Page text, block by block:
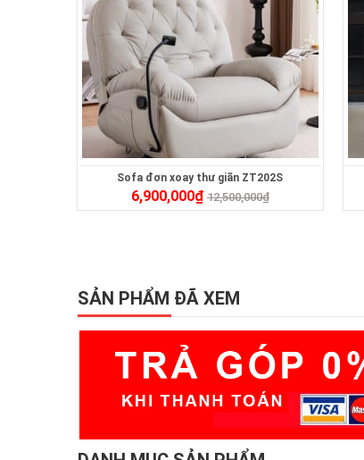
Sofa đơn xoay thư giãn ZT202S
6,900,000₫ 12,500,000₫
SẢN PHẨM ĐÃ XEM